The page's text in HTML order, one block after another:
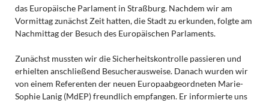
das Europäische Parlament in Straßburg. Nachdem wir am
Vormittag zunächst Zeit hatten, die Stadt zu erkunden, folgte am
Nachmittag der Besuch des Europäischen Parlaments.
Zunächst mussten wir die Sicherheitskontrolle passieren und
erhielten anschließend Besucherausweise. Danach wurden wir
von einem Referenten der neuen Europaabgeordneten Marie-
Sophie Lanig (MdEP) freundlich empfangen. Er informierte uns